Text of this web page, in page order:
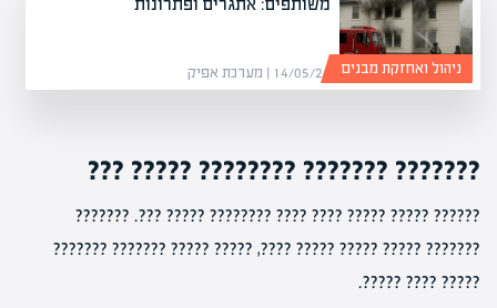
14/05/26 | מערכת אפיק ניהול ואחזקת מבנים
??????? ??????? ???????? ????? ???
?????? ????? ????? ???? ???? ???????? ????? ???. ???????
??????? ????? ????? ????? ????, ????? ????? ??????? ???????
????? ???? ?????.